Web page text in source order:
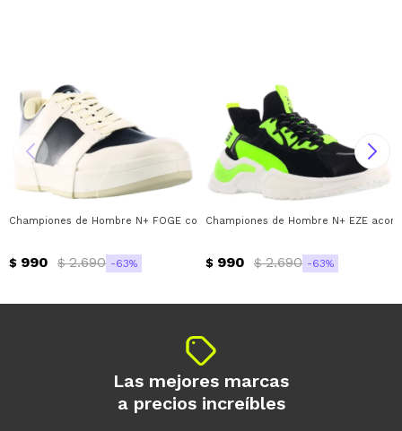
Championes de Hombre N+ FOGE con recortes N+ - Beige
$ 990 $ 2.690 63
Championes de Hombre N+ EZE
$ 990 $ 2.690 63
Las mejores marcas
a precios increíbles